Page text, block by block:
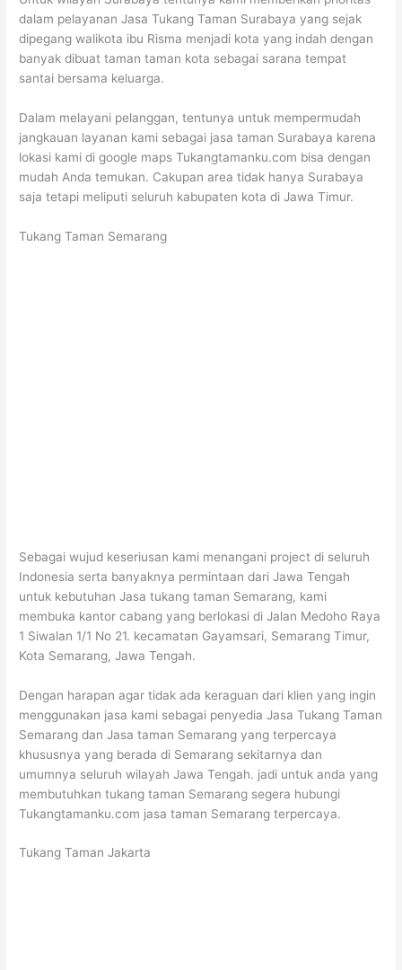
dalam pelayanan Jasa Tukang Taman Surabaya yang sejak
dipegang walikota ibu Risma menjadi kota yang indah dengan
banyak dibuat taman taman kota sebagai sarana tempat
santai bersama keluarga.
Dalam melayani pelanggan, tentunya untuk mempermudah
jangkauan layanan kami sebagai jasa taman Surabaya karena
lokasi kami di google maps Tukangtamanku.com bisa dengan
mudah Anda temukan. Cakupan area tidak hanya Surabaya
saja tetapi meliputi seluruh kabupaten kota di Jawa Timur.
Tukang Taman Semarang
Sebagai wujud keseriusan kami menangani project di seluruh
Indonesia serta banyaknya permintaan dari Jawa Tengah
untuk kebutuhan Jasa tukang taman Semarang, kami
membuka kantor cabang yang berlokasi di Jalan Medoho Raya
1 Siwalan 1/1 No 21. kecamatan Gayamsari, Semarang Timur,
Kota Semarang, Jawa Tengah.
Dengan harapan agar tidak ada keraguan dari klien yang ingin
menggunakan jasa kami sebagai penyedia Jasa Tukang Taman
Semarang dan Jasa taman Semarang yang terpercaya
khususnya yang berada di Semarang sekitarnya dan
umumnya seluruh wilayah Jawa Tengah. jadi untuk anda yang
membutuhkan tukang taman Semarang segera hubungi
Tukangtamanku.com jasa taman Semarang terpercaya.
Tukang Taman Jakarta